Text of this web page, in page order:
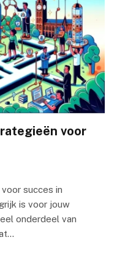
voor
succes in
is voor jouw
onderdeel van